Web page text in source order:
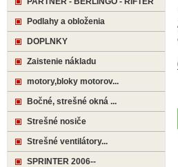
Podlahy a obloženia
DOPLNKY
Zaistenie nákladu
motory,bloky motorov...
Bočné, strešné okná ...
Strešné nosiče
Strešné ventilátory...
SPRINTER 2006--